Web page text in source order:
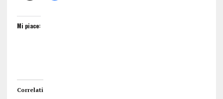
Mi piace:
Correlati